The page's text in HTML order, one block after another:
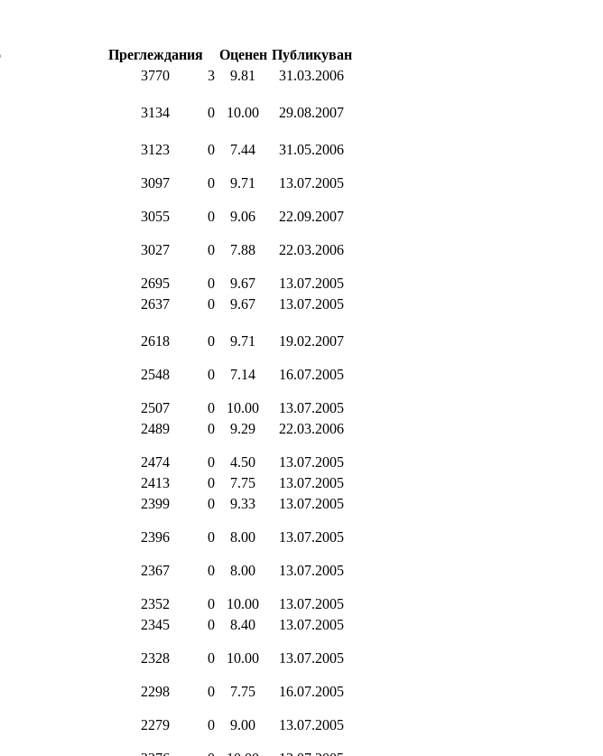
Преглеждания Оценен Публикуван
3770 3 9.81 31.03.2006
3134 0 10.00 29.08.2007
3123 0 7.44 31.05.2006
3097 0 9.71 13.07.2005
3055 0 9.06 22.09.2007
3027 0 7.88 22.03.2006
2695 0 9.67
13.07.2005
2637 0 9.67 13.07.2005
2618 0 9.71 19.02.2007
2548 0 7.14 16.07.2005
2507 0 10.00
13.07.2005
2489 0 9.29 22.03.2006
2474 0 4.50
13.07.2005
2413 0 7.75
13.07.2005
2399 0 9.33 13.07.2005
2396 0 8.00 13.07.2005
2367 0 8.00 13.07.2005
2352 0 10.00
13.07.2005
2345 0 8.40 13.07.2005
2328 0 10.00 13.07.2005
2298 0 7.75 16.07.2005
2279 0 9.00 13.07.2005